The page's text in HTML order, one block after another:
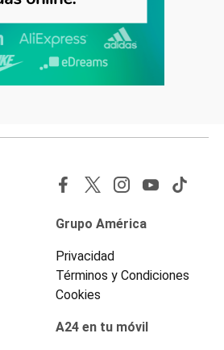
Grupo América
Privacidad
Términos y Condiciones
Cookies
A24 en tu móvil